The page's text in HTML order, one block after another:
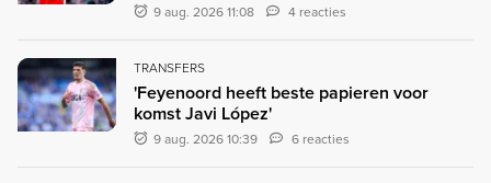
9 aug. 2026 11:08 4 reacties
TRANSFERS
'Feyenoord heeft beste papieren voor
komst Javi López'
9 aug. 2026 10:39 6 reacties